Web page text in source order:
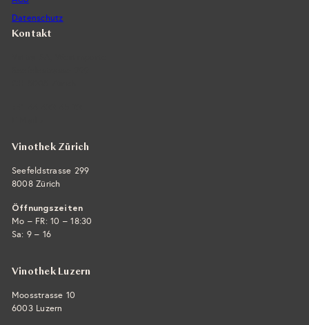
Datenschutz
Kontakt
Vinothek Zürich
Seefeldstrasse 299
8008 Zürich
Öffnungszeiten
Mo – FR: 10 – 18:30
Sa: 9 – 16
Vinothek Luzern
Moosstrasse 10
6003 Luzern